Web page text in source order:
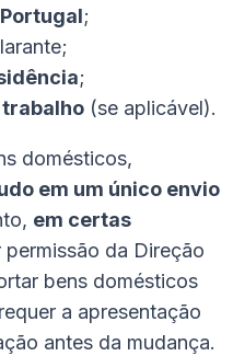
;
;
(se aplicável).
domésticos,
em um único envio
em certas
da Direção
bens domésticos
a apresentação
antes da mudança.